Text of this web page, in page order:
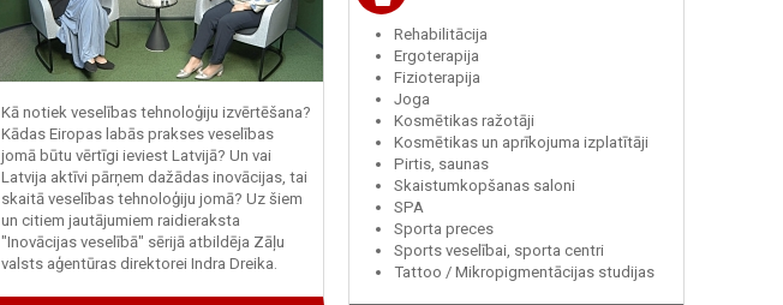
Kā notiek veselības tehnoloģiju izvērtēšana?
Kādas Eiropas labās prakses veselības
jomā būtu vērtīgi ieviest Latvijā? Un vai
Latvija aktīvi pārņem dažādas inovācijas, tai
skaitā veselības tehnoloģiju jomā? Uz šiem
un citiem jautājumiem raidieraksta
"Inovācijas veselībā" sērijā atbildēja Zāļu
valsts aģentūras direktorei Indra Dreika.
Rehabilitācija
Ergoterapija
Fizioterapija
Joga
Kosmētikas ražotāji
Kosmētikas un aprīkojuma izplatītāji
Pirtis, saunas
Skaistumkopšanas saloni
SPA
Sporta preces
Sports veselībai, sporta centri
Tattoo / Mikropigmentācijas studijas